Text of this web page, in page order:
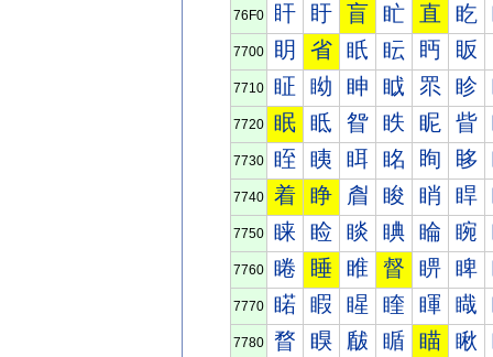
76F0 盰 盱 盲 盳 直 盵
7700 眀 省 眂 眃 眄 眅
7710 眐 眑 眒 眓 眔 眕
7720 眠 眡 眢 眣 眤 眥
7730 眰 眱 眲 眳 眴 眵
7740 着 睁 睂 睃 睄 睅
7750 睐 睑 睒 睓 睔 睕
7760 睠 睡 睢 督 睤 睥
7770 睰 睱 睲 睳 睴 睵
7780 瞀 瞁 瞂 瞃 瞄 瞅